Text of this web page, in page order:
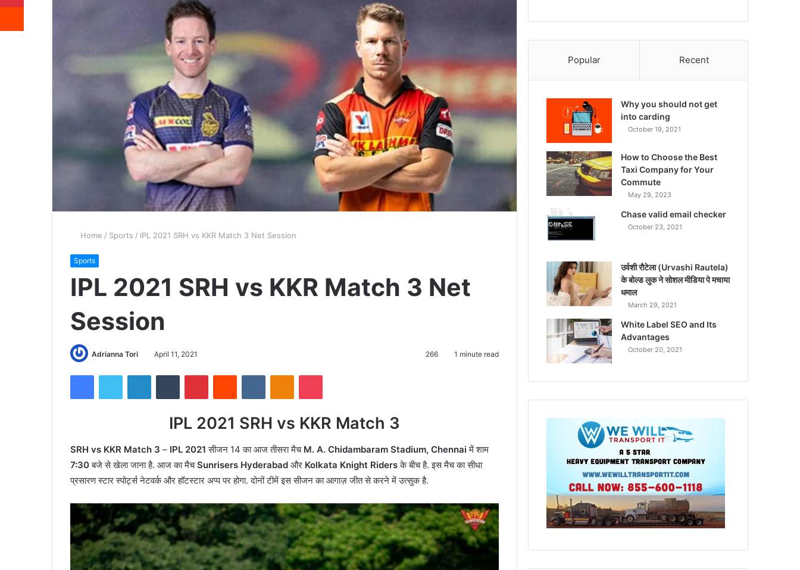
Home / Sports / IPL 2021 SRH vs KKR Match 3 Net Session
Sports
IPL 2021 SRH vs KKR Match 3 Net
Session
Adrianna Tori April 11, 2021 266 1 minute read
FacebookTwitter LinkedInTumblr PinterestReddit VKontakteOdnoklassniki
Pocket
IPL 2021 SRH vs KKR Match 3
SRH vs KKR Match 3 – IPL 2021 सीजन 14 का आज तीसरा मैच M. A. Chidambaram Stadium, Chennai में शाम
7:30बजे से खेला जाना है. आज का मैचSunrisers Hyderabad और Kolkata Knight Ridersके बीच है. इस मैच का सीधा
प्रसारण स्टार स्पोर्ट्स नेटवर्क और हॉटस्टार अप्प पर होगा. दोनों टीमें इस सीजन का आगाज़ जीत से करने में उत्सुक है.
Popular Recent
Why you should not get
into carding
October 19, 2021
How to Choose the Best
Taxi Company for Your
Commute
May 29, 2023
Chase valid email checker
October 23, 2021
उर्वशी रौटेला (Urvashi Rautela)
के बोल्ड लुक ने सोशल मीडिया पे मचाया
धमाल
March 29, 2021
White Label SEO and Its
Advantages
October 20, 2021
Reddit